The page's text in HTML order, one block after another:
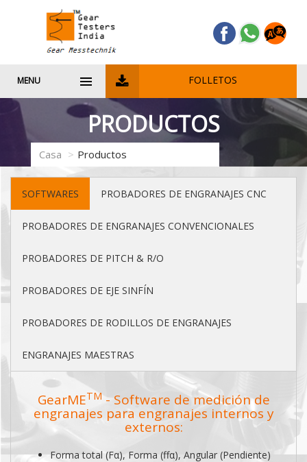
MENU FOLLETOS
PRODUCTOS
Casa Productos
SOFTWARES PROBADORES DE ENGRANAJES CNC
PROBADORES DE ENGRANAJES CONVENCIONALES
PROBADORES DE PITCH & R/O
PROBADORES DE EJE SINFÍN
PROBADORES DE RODILLOS DE ENGRANAJES
ENGRANAJES MAESTRAS
GearMETM - Software de medición de
engranajes para engranajes internos y
externos:
Forma total (Fα), Forma (ffα), Angular (Pendiente)